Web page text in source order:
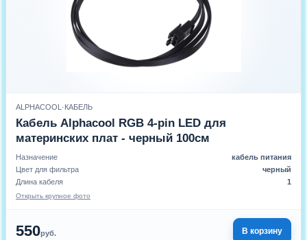
ALPHACOOL ·КАБЕЛЬ
Кабель Alphacool RGB 4-pin LED для
материнских плат - черный 100см
Назначение
кабель питания
Цвет для фильтра
черный
Длина кабеля
1
Открыть крупное фото
550руб. В корзину